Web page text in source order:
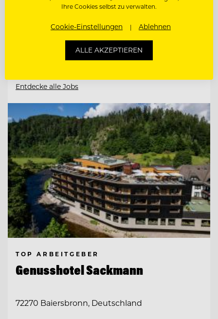
JUNGKOCH
Entdecke alle Jobs
TOP ARBEITGEBER
Genusshotel Sackmann
72270 Baiersbronn, Deutschland
Ihre Cookies selbst zu verwalten.
Cookie-Einstellungen Ablehnen
ALLE AKZEPTIEREN